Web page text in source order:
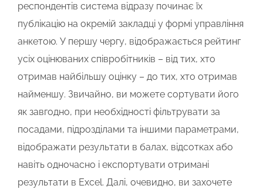
респондентів система відразу починає їх
публікацію на окремій закладці у формі управління
анкетою. У першу чергу, відображається рейтинг
усіх оцінюваних співробітників – від тих, хто
отримав найбільшу оцінку – до тих, хто отримав
найменшу. Звичайно, ви можете сортувати його
як завгодно, при необхідності фільтрувати за
посадами, підрозділами та іншими параметрами,
відображати результати в балах, відсотках або
навіть одночасно і експортувати отримані
результати в Excel. Далі, очевидно, ви захочете